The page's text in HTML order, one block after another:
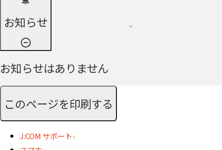
お知らせ
お知らせはありません
このページを印刷する
J:COM サポート